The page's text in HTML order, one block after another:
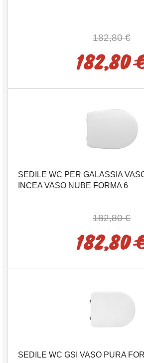
182,80 €
182,80
SEDILE WC PER GALASSIA
INCEA VASO NUBE FORMA 6
182,80 €
182,80
SEDILE WC GSI VASO PURA